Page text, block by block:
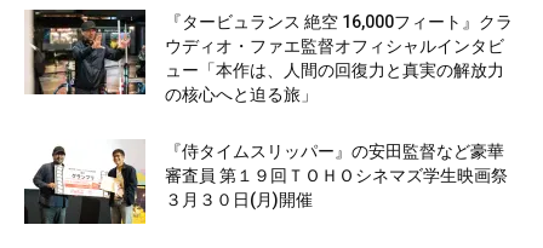
『タービュランス 絶空 16,000フィート』クラ
ウディオ・ファエ監督オフィシャルインタビ
ュー「本作は、人間の回復力と真実の解放力
の核心へと迫る旅」
『侍タイムスリッパー』の安田監督など豪華
審査員 第１９回ＴＯＨＯシネマズ学生映画祭
３月３０日(月)開催